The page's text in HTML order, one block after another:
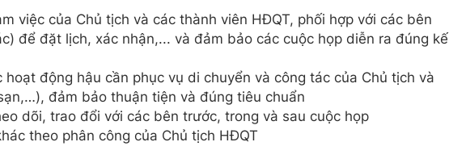
việc của Chủ tịch và các thành viên HĐQT, phối hợp với các bên
để đặt lịch, xác nhận,... và đảm bảo các cuộc họp diễn ra đúng kế
động hậu cần phục vụ di chuyển và công tác của Chủ tịch và
đảm bảo thuận tiện và đúng tiêu chuẩn
dõi, trao đổi với các bên trước, trong và sau cuộc họp
theo phân công của Chủ tịch HĐQT